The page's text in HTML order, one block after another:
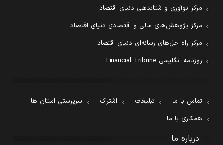
مرکز نوآوری و شتابدهی دنیای اقتصاد
مرکز پژوهش‌های مالی و اقتصادی دنیای اقتصاد
مرکز راه حل‌های رسانه‌ای دنیای اقتصاد
روزنامه انگلیسی Financial Tribune
تماس با ما تبلیغات اشتراک
سرپرستی استان ها
همکاری با ما
درباره ما